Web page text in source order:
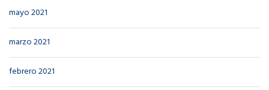
mayo 2021
marzo 2021
febrero 2021